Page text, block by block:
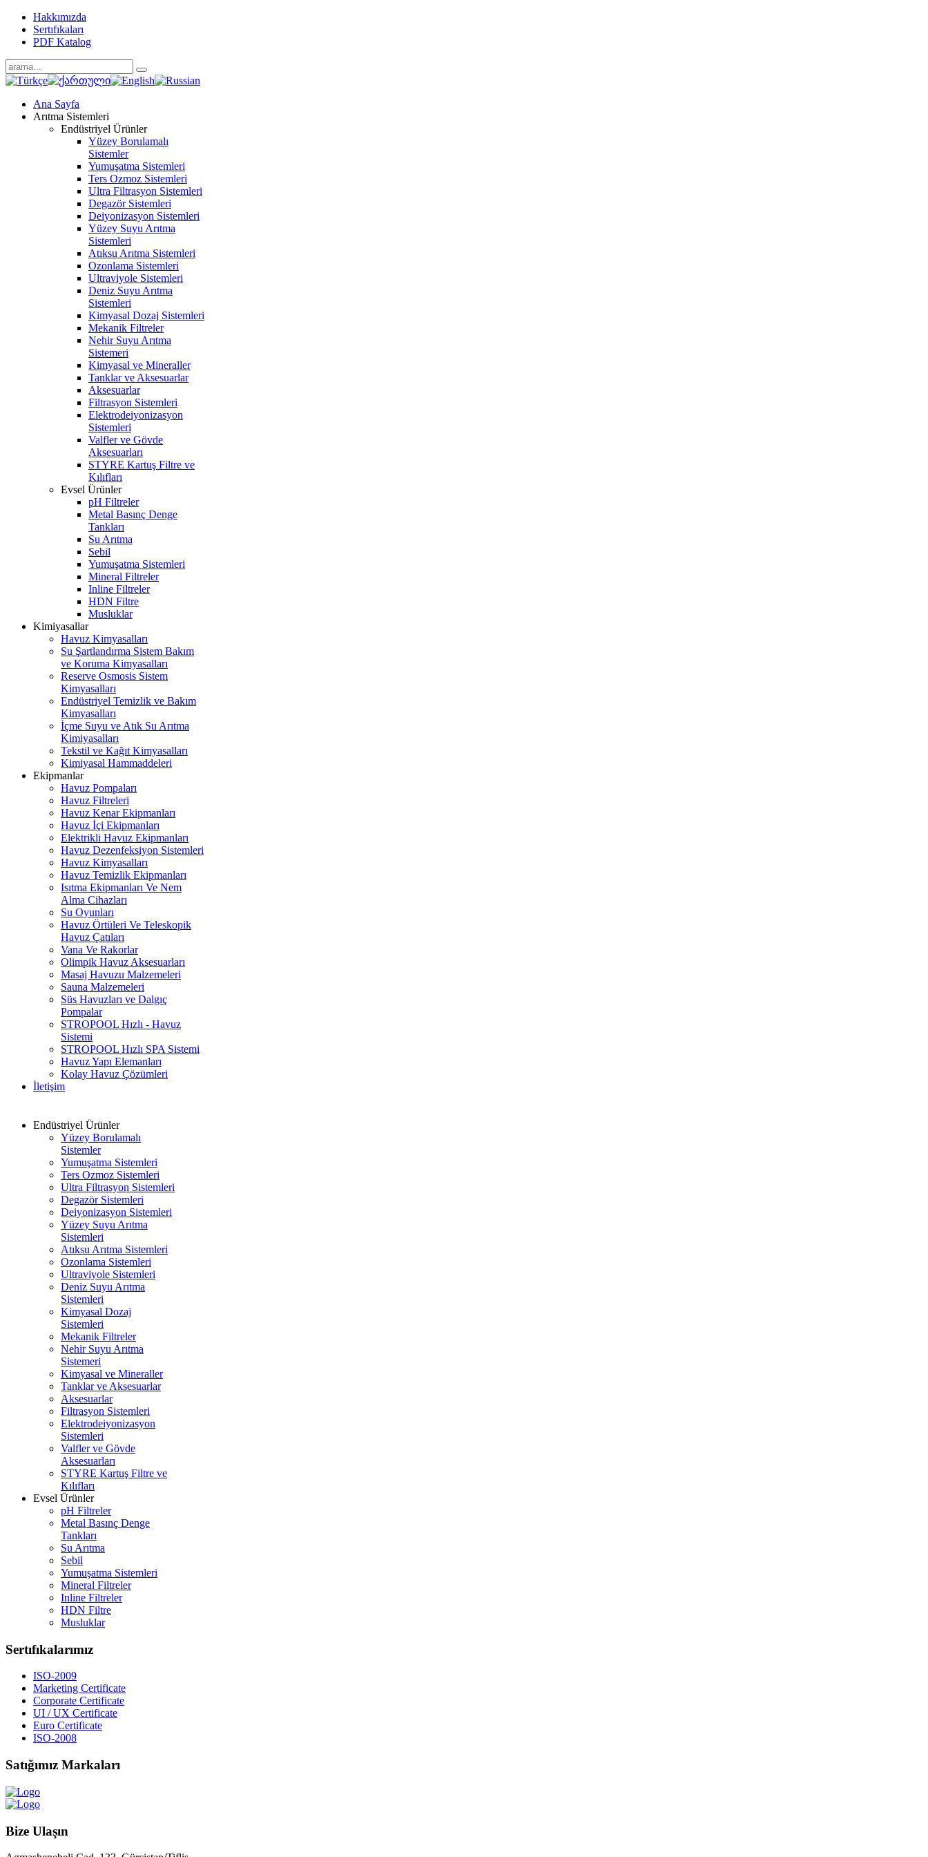
Hakkımızda
Sertıfıkaları
PDF Katalog
Ana Sayfa
Arıtma Sistemleri
Endüstriyel Ürünler
Yüzey Borulamalı
Sistemler
Yumuşatma Sistemleri
Ters Ozmoz Sistemleri
Ultra Filtrasyon Sistemleri
Degazör Sistemleri
Deiyonizasyon Sistemleri
Yüzey Suyu Arıtma
Sistemleri
Atıksu Arıtma Sistemleri
Ozonlama Sistemleri
Ultraviyole Sistemleri
Deniz Suyu Arıtma
Sistemleri
Kimyasal Dozaj Sistemleri
Mekanik Filtreler
Nehir Suyu Arıtma
Sistemeri
Kimyasal ve Mineraller
Tanklar ve Aksesuarlar
Aksesuarlar
Filtrasyon Sistemleri
Elektrodeiyonizasyon
Sistemleri
Valfler ve Gövde
Aksesuarları
STYRE Kartuş Filtre ve
Kılıfları
Evsel Ürünler
pH Filtreler
Metal Basınç Denge
Tankları
Su Arıtma
Sebil
Yumuşatma Sistemleri
Mineral Filtreler
Inline Filtreler
HDN Filtre
Musluklar
Kimiyasallar
Havuz Kimyasalları
Su Şartlandırma Sistem Bakım
ve Koruma Kimyasalları
Reserve Osmosis Sistem
Kimyasalları
Endüstriyel Temizlik ve Bakım
Kimyasalları
İçme Suyu ve Atık Su Arıtma
Kimiyasalları
Tekstil ve Kağıt Kimyasalları
Kimiyasal Hammaddeleri
Ekipmanlar
Havuz Pompaları
Havuz Filtreleri
Havuz Kenar Ekipmanları
Havuz İçi Ekipmanları
Elektrikli Havuz Ekipmanları
Havuz Dezenfeksiyon Sistemleri
Havuz Kimyasalları
Havuz Temizlik Ekipmanları
Isıtma Ekipmanları Ve Nem
Alma Cihazları
Su Oyunları
Havuz Örtüleri Ve Teleskopik
Havuz Çatıları
Vana Ve Rakorlar
Olimpik Havuz Aksesuarları
Masaj Havuzu Malzemeleri
Sauna Malzemeleri
Süs Havuzları ve Dalgıç
Pompalar
STROPOOL Hızlı - Havuz
Sistemi
STROPOOL Hızlı SPA Sistemi
Havuz Yapı Elemanları
Kolay Havuz Çözümleri
İletişim
Endüstriyel Ürünler
Yüzey Borulamalı
Sistemler
Yumuşatma Sistemleri
Ters Ozmoz Sistemleri
Ultra Filtrasyon Sistemleri
Degazör Sistemleri
Deiyonizasyon Sistemleri
Yüzey Suyu Arıtma
Sistemleri
Atıksu Arıtma Sistemleri
Ozonlama Sistemleri
Ultraviyole Sistemleri
Deniz Suyu Arıtma
Sistemleri
Kimyasal Dozaj
Sistemleri
Mekanik Filtreler
Nehir Suyu Arıtma
Sistemeri
Kimyasal ve Mineraller
Tanklar ve Aksesuarlar
Aksesuarlar
Filtrasyon Sistemleri
Elektrodeiyonizasyon
Sistemleri
Valfler ve Gövde
Aksesuarları
STYRE Kartuş Filtre ve
Kılıfları
Evsel Ürünler
pH Filtreler
Metal Basınç Denge
Tankları
Su Arıtma
Sebil
Yumuşatma Sistemleri
Mineral Filtreler
Inline Filtreler
HDN Filtre
Musluklar
Sertıfıkalarımız
ISO-2009
Marketing Certificate
Corporate Certificate
UI / UX Certificate
Euro Certificate
ISO-2008
Satığımız Markaları
Bize Ulaşın